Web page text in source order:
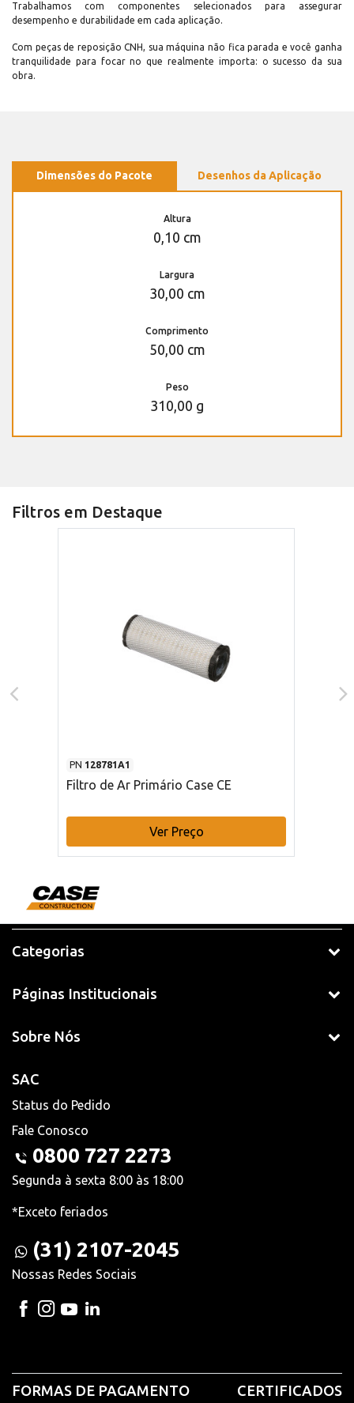
Trabalhamos com componentes selecionados para assegurar
desempenho e durabilidade em cada aplicação.
Com peças de reposição CNH, sua máquina não fica parada e você ganha
tranquilidade para focar no que realmente importa: o sucesso da sua
obra.
Dimensões do Pacote Desenhos da Aplicação
Altura
0,10 cm
Largura
30,00 cm
Comprimento
50,00 cm
Peso
310,00 g
Filtros em Destaque
PN 128781A1
Filtro de Ar Primário Case CE
Ver Preço
Categorias
Páginas Institucionais
Sobre Nós
SAC
Status do Pedido
Fale Conosco
0800 727 2273
Segunda à sexta 8:00 às 18:00
*Exceto feriados
(31) 2107-2045
Nossas Redes Sociais
FORMAS DE PAGAMENTO CERTIFICADOS